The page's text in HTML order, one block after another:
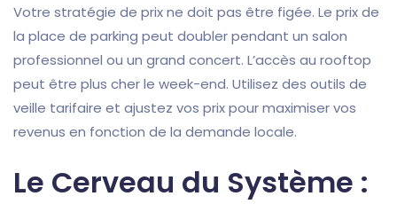
Votre stratégie de prix ne doit pas être figée. Le prix de
la place de parking peut doubler pendant un salon
professionnel ou un grand concert. L’accès au rooftop
peut être plus cher le week-end. Utilisez des outils de
veille tarifaire et ajustez vos prix pour maximiser vos
revenus en fonction de la demande locale.
Le Cerveau du Système :